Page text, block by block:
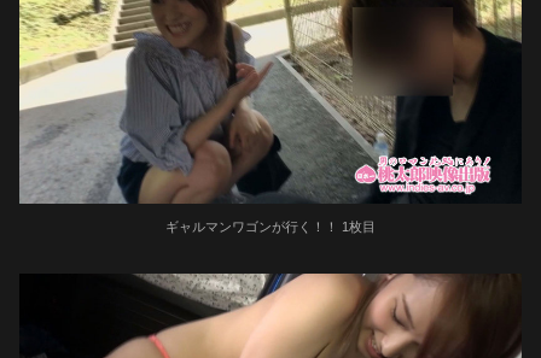
ギャルマンワゴンが行く！！ 1枚目